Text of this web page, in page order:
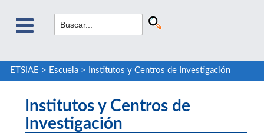
ETSIAE > Escuela> Institutos y Centros de Investigación
Institutos y Centros de
Investigación